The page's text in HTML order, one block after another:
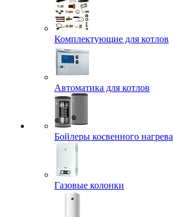
Комплектующие для котлов
Автоматика для котлов
Бойлеры косвенного нагрева
Газовые колонки